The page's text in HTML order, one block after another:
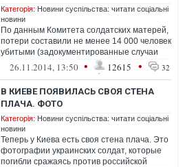
Категорія: Новини суспільства: читати соціальні
новини
По данным Комитета солдатских матерей,
потери составили не менее 14 000 человек
убитыми (задокументированные случаи
гибели по данным матерей погибших ...
26.11.2014, 13:50 • 12615 • 32
В КИЕВЕ ПОЯВИЛАСЬ СВОЯ СТЕНА
ПЛАЧА. ФОТО
Категорія: Новини суспільства: читати соціальні
новини
Теперь у Киева есть своя стена плача. Это
фотографии украинских солдат, которые
погибли сражаясь против российской